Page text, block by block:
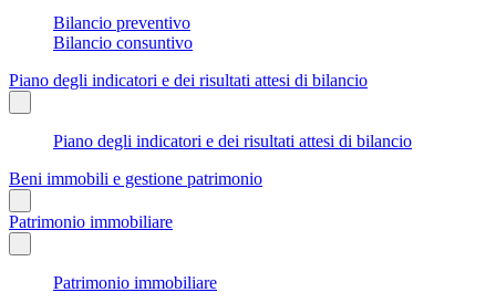
Bilancio preventivo
Bilancio consuntivo
Piano degli indicatori e dei risultati attesi di bilancio
Piano degli indicatori e dei risultati attesi di bilancio
Beni immobili e gestione patrimonio
Patrimonio immobiliare
Patrimonio immobiliare